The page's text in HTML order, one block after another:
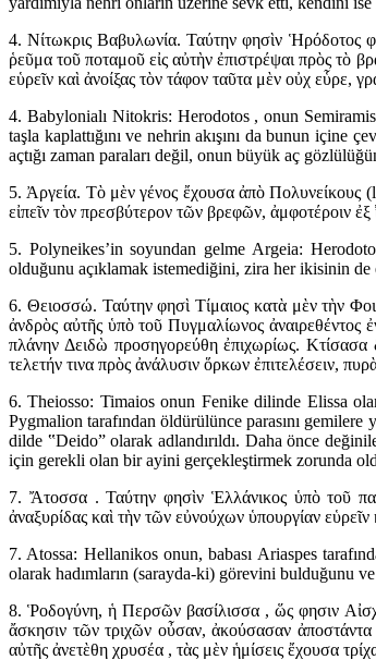
4. Νίτωκρις Βαβυλωνία. Ταύτην φησὶν Ἡρόδοτος
ῥεῦμα τοῦ ποταμοῦ εἰς αὐτὴν ἐπιστρέψαι πρὸς τὸ
εὑρεῖν καὶ ἀνοίξας τὸν τάφον ταῦτα μὲν οὐχ εὗρε,
4. Babylonialı Nitokris: Herodotos , onun
taşla kaplattığını ve nehrin akışını da bunun içine
açtığı zaman paraları değil, onun büyük aç
5. Ἀργεία. Τὸ μὲν γένος ἔχουσα ἀπὸ Πολυνείκους
εἰπεῖν τὸν πρεσβύτερον τῶν βρεφῶν, ἀμφοτέροιν
5. Polyneikes’in soyundan gelme Argeia:
olduğunu açıklamak istemediğini, zira her ikisinin
6. Θειοσσώ. Ταύτην φησὶ Τίμαιος κατὰ μὲν τὴν
ἀνδρὸς αὐτῆς ὑπὸ τοῦ Πυγμαλίωνος
πλάνην Δειδὼ προσηγορεύθη ἐπιχωρίως.
τελετήν τινα πρὸς ἀνάλυσιν ὅρκων ἐπιτελέσειν,
6. Theiosso: Timaios onun Fenike dilinde Elissa
Pygmalion tarafından öldürülünce parasını gemilere
dilde ‟Deidoˮ olarak adlandırıldı. Daha önce
için gerekli olan bir ayini gerçekleştirmek zorunda
7. Ἄτοσσα . Ταύτην φησὶν Ἑλλάνικος ὑπὸ τοῦ
ἀναξυρίδας καὶ τὴν τῶν εὐνούχων ὑπουργίαν
7. Atossa: Hellanikos onun, babası Ariaspes
olarak hadımların (sarayda-ki) görevini bulduğunu
8. Ῥοδογύνη, ἡ Περσῶν βασίλισσα , ὥς φησιν
ἄσκησιν τῶν τριχῶν οὖσαν, ἀκούσασαν ἀποστάντα
αὐτῆς ἀνετὲθη χρυσέα , τὰς μὲν ἡμίσεις ἔχουσα